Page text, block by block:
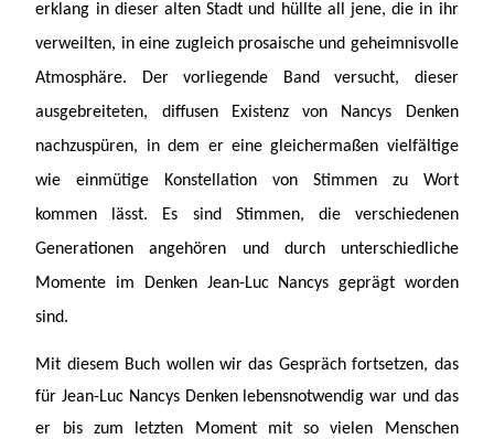
erklang in dieser alten Stadt und hüllte all jene, die in ihr
verweilten, in eine zugleich prosaische und geheimnisvolle
Atmosphäre. Der vorliegende Band versucht, dieser
ausgebreiteten, diffusen Existenz von Nancys Denken
nachzuspüren, in dem er eine gleichermaßen vielfältige
wie einmütige Konstellation von Stimmen zu Wort
kommen lässt. Es sind Stimmen, die verschiedenen
Generationen angehören und durch unterschiedliche
Momente im Denken Jean-Luc Nancys geprägt worden
sind.
Mit diesem Buch wollen wir das Gespräch fortsetzen, das
für Jean-Luc Nancys Denken lebensnotwendig war und das
er bis zum letzten Moment mit so vielen Menschen